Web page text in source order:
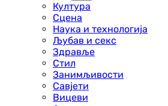
Култура
Сцена
Наука и технологија
Љубав и секс
Здравље
Стил
Занимљивости
Савјети
Вицеви